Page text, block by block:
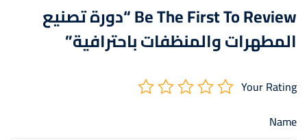
Be The First To Review “دورة تصنيع
المطهرات والمنظفات باحترافية”
Your Rating
Name